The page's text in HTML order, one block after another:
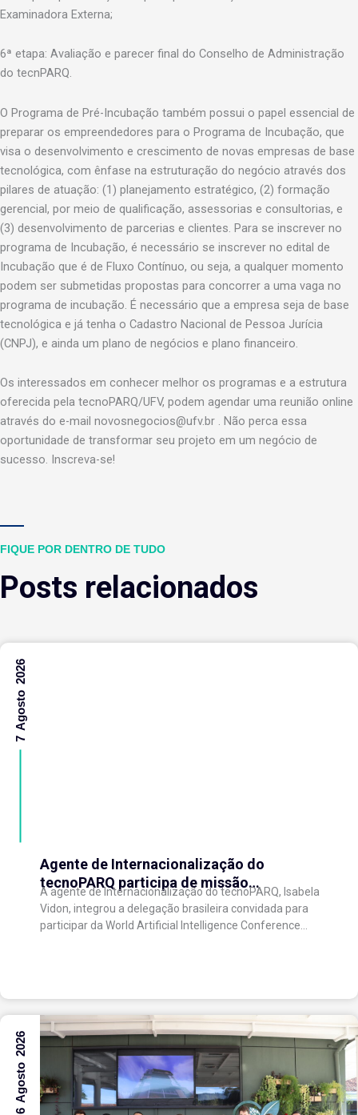
Examinadora Externa;
6ª etapa: Avaliação e parecer final do Conselho de Administração
do tecnPARQ.
O Programa de Pré-Incubação também possui o papel essencial de
preparar os empreendedores para o Programa de Incubação, que
visa o desenvolvimento e crescimento de novas empresas de base
tecnológica, com ênfase na estruturação do negócio através dos
pilares de atuação: (1) planejamento estratégico, (2) formação
gerencial, por meio de qualificação, assessorias e consultorias, e
(3) desenvolvimento de parcerias e clientes. Para se inscrever no
programa de Incubação, é necessário se inscrever no edital de
Incubação que é de Fluxo Contínuo, ou seja, a qualquer momento
podem ser submetidas propostas para concorrer a uma vaga no
programa de incubação. É necessário que a empresa seja de base
tecnológica e já tenha o Cadastro Nacional de Pessoa Jurícia
(CNPJ), e ainda um plano de negócios e plano financeiro.
Os interessados em conhecer melhor os programas e a estrutura
oferecida pela tecnoPARQ/UFV, podem agendar uma reunião online
através do e-mail novosnegocios@ufv.br . Não perca essa
oportunidade de transformar seu projeto em um negócio de
sucesso. Inscreva-se!
FIQUE POR DENTRO DE TUDO
Posts relacionados
Agente de Internacionalização do
tecnoPARQ participa de missão
internacional na China e fortalece conexões
com o ecossistema de inovação
A agente de Internacionalização do tecnoPARQ, Isabela
Vidon, integrou a delegação brasileira convidada para
participar da World Artificial Intelligence Conference
7 Agosto 2026
6 Agosto 2026